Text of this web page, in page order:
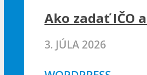
Ako zadať IČO
3. JÚLA 2026